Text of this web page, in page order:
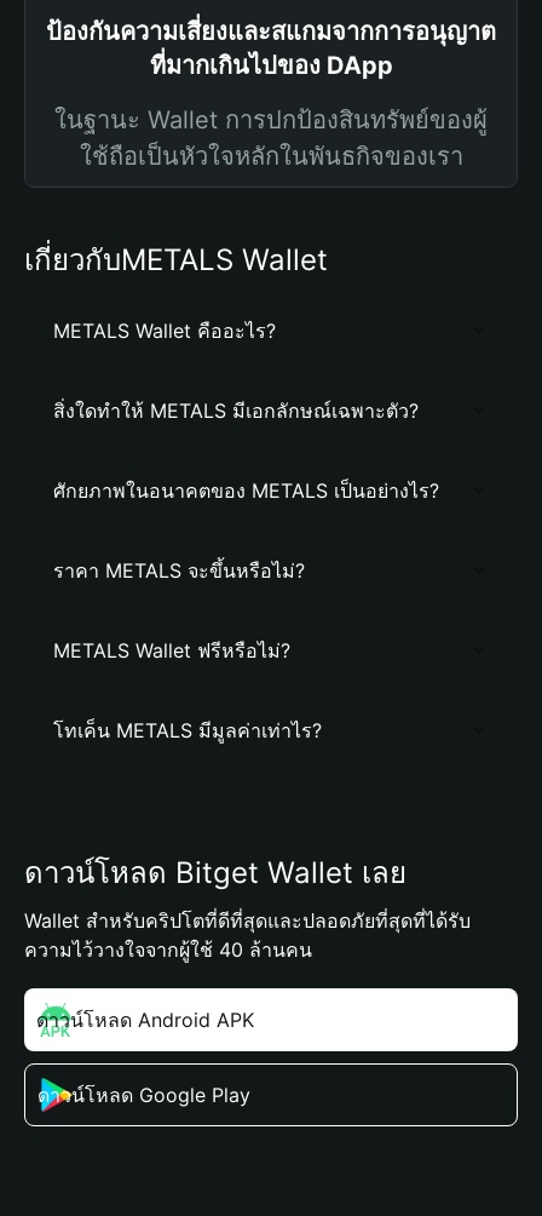
ป้องกันความเสี่ยงและสแกมจากการอนุญาต
ที่มากเกินไปของ DApp
ในฐานะ Wallet การปกป้องสินทรัพย์ของผู้
ใช้ถือเป็นหัวใจหลักในพันธกิจของเรา
เกี่ยวกับMETALS Wallet
METALS Wallet คืออะไร?
สิ่งใดทำให้ METALS มีเอกลักษณ์เฉพาะตัว?
ศักยภาพในอนาคตของ METALS เป็นอย่างไร?
ราคา METALS จะขึ้นหรือไม่?
METALS Wallet ฟรีหรือไม่?
โทเค็น METALS มีมูลค่าเท่าไร?
ดาวน์โหลด Bitget Wallet เลย
Wallet สำหรับคริปโตที่ดีที่สุดและปลอดภัยที่สุดที่ได้รับ
ความไว้วางใจจากผู้ใช้ 40 ล้านคน
ดาวน์โหลด Android APK
ดาวน์โหลด Google Play